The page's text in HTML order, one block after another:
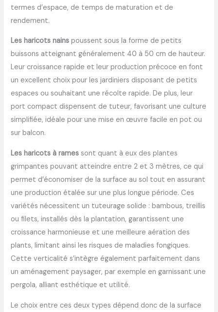
termes d’espace, de temps de maturation et de
rendement.
Les haricots nains poussent sous la forme de petits
buissons atteignant généralement 40 à 50 cm de hauteur.
Leur croissance rapide et leur production précoce en font
un excellent choix pour les jardiniers disposant de petits
espaces ou souhaitant une récolte rapide. De plus, leur
port compact dispensent de tuteur, favorisant une culture
simplifiée, idéale pour une mise en œuvre facile en pot ou
sur balcon.
Les haricots à rames sont quant à eux des plantes
grimpantes pouvant atteindre entre 2 et 3 mètres, ce qui
permet d’économiser de la surface au sol tout en assurant
une production étalée sur une plus longue période. Ces
variétés nécessitent un tuteurage solide : bambous, treillis
ou filets, installés dès la plantation, garantissent une
croissance harmonieuse et une meilleure aération des
plants, limitant ainsi les risques de maladies fongiques.
Cette verticalité s’intègre également parfaitement dans
un aménagement paysager, par exemple en garnissant une
pergola, alliant esthétique et utilité.
Le choix entre ces deux types dépend donc de la surface